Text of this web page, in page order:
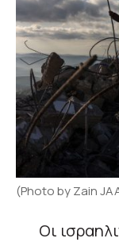
(Photo by Zain
Οι